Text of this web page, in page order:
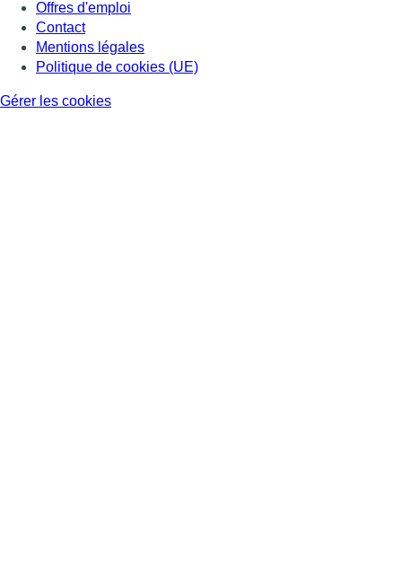
Offres d'emploi
Contact
Mentions légales
Politique de cookies (UE)
Gérer les cookies